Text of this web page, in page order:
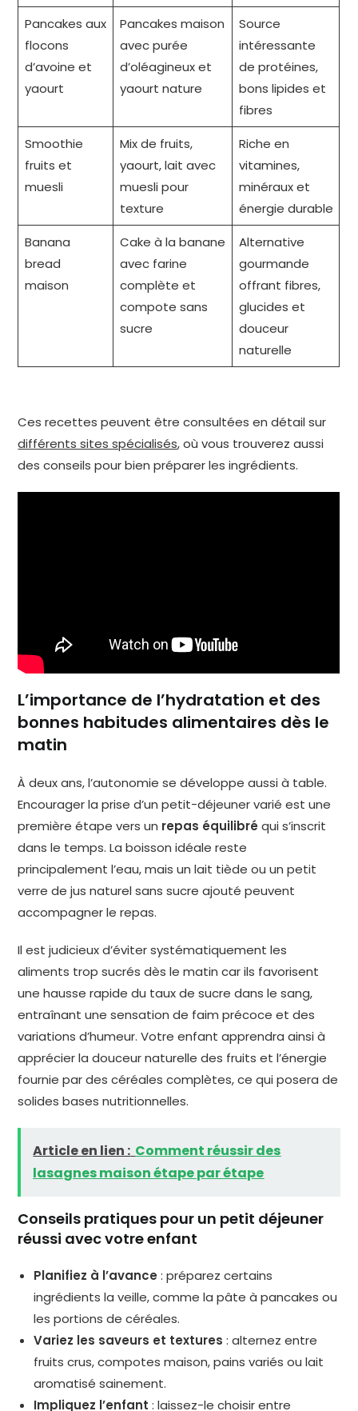
Pancakes aux
flocons
d’avoine et
yaourt
Pancakes maison
avec purée
d’oléagineux et
yaourt nature
Source
intéressante
de protéines,
bons lipides et
fibres
Smoothie
fruits et
muesli
Mix de fruits,
yaourt, lait avec
muesli pour
texture
Riche en
vitamines,
minéraux et
énergie durable
Banana
bread
maison
Cake à la banane
avec farine
complète et
compote sans
sucre
Alternative
gourmande
offrant fibres,
glucides et
douceur
naturelle
Ces recettes peuvent être consultées en détail sur
différents sites spécialisés, où vous trouverez aussi
des conseils pour bien préparer les ingrédients.
L’importance de l’hydratation et des
bonnes habitudes alimentaires dès le
matin
À deux ans, l’autonomie se développe aussi à table.
Encourager la prise d’un petit-déjeuner varié est une
première étape vers un repas équilibré qui s’inscrit
dans le temps. La boisson idéale reste
principalement l’eau, mais un lait tiède ou un petit
verre de jus naturel sans sucre ajouté peuvent
accompagner le repas.
Il est judicieux d’éviter systématiquement les
aliments trop sucrés dès le matin car ils favorisent
une hausse rapide du taux de sucre dans le sang,
entraînant une sensation de faim précoce et des
variations d’humeur. Votre enfant apprendra ainsi à
apprécier la douceur naturelle des fruits et l’énergie
fournie par des céréales complètes, ce qui posera de
solides bases nutritionnelles.
Article en lien : Comment réussir des
lasagnes maison étape par étape
Conseils pratiques pour un petit déjeuner
réussi avec votre enfant
Planifiez à l’avance : préparez certains
ingrédients la veille, comme la pâte à pancakes ou
les portions de céréales.
Variez les saveurs et textures : alternez entre
fruits crus, compotes maison, pains variés ou lait
aromatisé sainement.
Impliquez l’enfant : laissez-le choisir entre